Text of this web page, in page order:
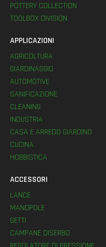
POTTERY COLLECTION
TOOLBOX DIVISION
APPLICAZIONI
AGRICOLTURA
GIARDINAGGIO
AUTOMOTIVE
SANIFICAZIONE
CLEANING
INDUSTRIA
CASA E ARREDO GIARDINO
CUCINA
HOBBISTICA
ACCESSORI
LANCE
MANOPOLE
GETTI
CAMPANE DISERBO